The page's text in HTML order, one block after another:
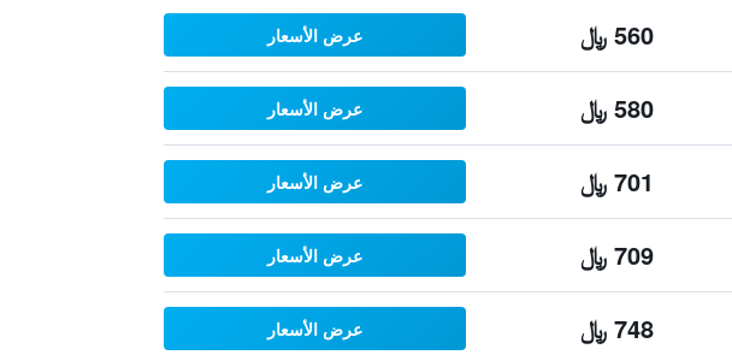
560 ﷼ عرض الأسعار
580 ﷼ عرض الأسعار
701 ﷼ عرض الأسعار
709 ﷼ عرض الأسعار
748 ﷼ عرض الأسعار